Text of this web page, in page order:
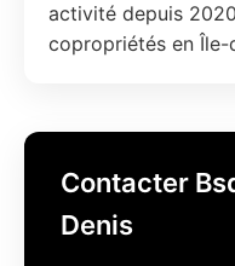
activité depuis
copropriétés en Île-
Contacter
Denis